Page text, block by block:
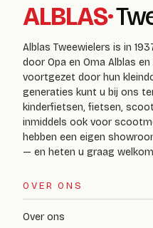
ALBLAS·
Alblas Tweewielers is in
door Opa en Oma Alblas
voortgezet door hun
generaties kunt u bij ons
kinderfietsen, fietsen,
inmiddels ook voor
hebben een eigen
— en heten u graag
OVER ONS
Over ons